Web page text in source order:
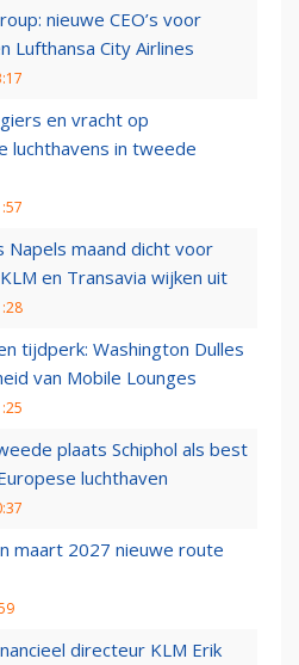
nieuwe CEO’s voor
Lufthansa City Airlines
en vracht op
luchthavens in tweede
Napels maand dicht voor
en Transavia wijken uit
tijdperk: Washington Dulles
van Mobile Lounges
plaats Schiphol als best
luchthaven
maart 2027 nieuwe route
directeur KLM Erik